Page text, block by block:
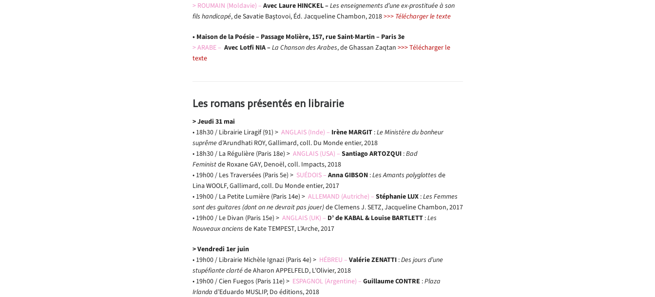
> ROUMAIN (Moldavie) – Avec Laure HINCKEL –Les enseignements d’une ex-prostituée à son
fils handicapé, de Savatie Baştovoi, Éd. Jacqueline Chambon, 2018>>> Télécharger le texte
• Maison de la Poésie – Passage Molière, 157, rue Saint-Martin – Paris 3e
> ARABE – Avec Lotfi NIA –La Chanson des Arabes, de Ghassan Zaqtan >>> Télécharger le
texte
Les romans présentés en librairie
> Jeudi 31 mai
• 18h30 / Librairie Liragif (91) > ANGLAIS (Inde) – Irène MARGIT:Le Ministère du bonheur
suprêmed’Arundhati ROY, Gallimard, coll. Du Monde entier, 2018
• 18h30 / La Régulière (Paris 18e) > ANGLAIS (USA) – Santiago ARTOZQUI:Bad
Feministde Roxane GAY, Denoël, coll. Impacts, 2018
• 19h00 / Les Traversées (Paris 5e) > SUÉDOIS – Anna GIBSON:Les Amants polyglottes de
Lina WOOLF, Gallimard, coll. Du Monde entier, 2017
• 19h00 / La Petite Lumière (Paris 14e) > ALLEMAND (Autriche) – Stéphanie LUX:Les Femmes
sont des guitares (dont on ne devrait pas jouer)de Clemens J. SETZ, Jacqueline Chambon, 2017
• 19h00 / Le Divan (Paris 15e) > ANGLAIS (UK) – D’ de KABAL & Louise BARTLETT :Les
Nouveaux anciens de Kate TEMPEST, L’Arche, 2017
> Vendredi 1er juin
• 19h00 / Librairie Michèle Ignazi (Paris 4e) > HÉBREU – Valérie ZENATTI :Des jours d’une
stupéfiante clartéde Aharon APPELFELD, L’Olivier, 2018
• 19h00 / Cien Fuegos (Paris 11e) > ESPAGNOL (Argentine) – Guillaume CONTRE :Plaza
Irlanda d’Eduardo MUSLIP, Do éditions, 2018